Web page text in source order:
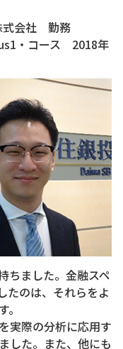
式会社 勤務
・コース 2018年
ちました。金融スペ
たのは、それらをよ
実際の分析に応用す
した。また、他にも